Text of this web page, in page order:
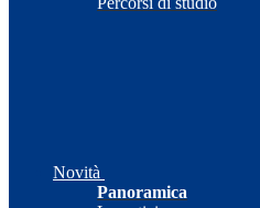
Novità
Panoramica